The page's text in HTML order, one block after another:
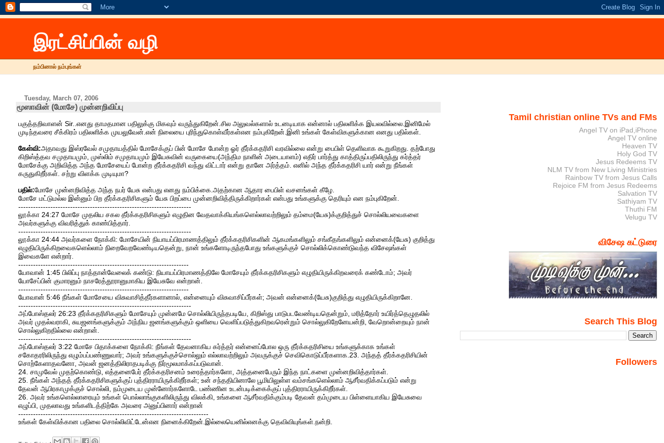
இரட்சிப்பின் வழி
நம்பினால் நம்புங்கள்
Tuesday, March 07, 2006
மூஸாவின் (மோசே) முன்னறிவிப்பு
பகுத்தறிவாளன் Sir..எனது தாமதமான பதிலுக்கு மிகவும் வருந்துகிறேன்.சில அலுவல்களால் உடனடியாக என்னால் பதிலளிக்க இயலவில்லை.இனிமேல்
முடிந்தவரை சீக்கிரம் பதிலளிக்க முயலுவேன்.என் நிலையை புரிந்துகொள்வீர்கள்என நம்புகிறேன்.இனி உங்கள் கேள்விகளுக்கான எனது பதில்கள்.
கேள்வி:அதாவது இஸ்ரவேல் சமுதாயத்தில் மோசேக்குப் பின் மோசே போன்ற ஓர் தீர்க்கதரிசி வரவில்லை என்று பைபிள் தெளிவாக கூறுகிறது. தற்போது
கிறிஸ்த்தவ சமுதாயமும், முஸ்லிம் சமுதாயமும் இயேசுவின் வருகையை(அந்திம நாளின் அடையாளம்) எதிர் பார்த்து காத்திருப்பதிலிருந்து கர்த்தர்
மோசேக்கு அறிவித்த அந்த மோசேயைப் போன்ற தீர்க்கதரிசி வந்து விட்டார் என்று தானே அர்த்தம். எனில் அந்த தீர்க்கதரிசி யார் என்று நீங்கள்
கருதுகிறீர்கள். சற்று விளக்க முடியுமா?
பதில்:மோசே முன்னறிவித்த அந்த நபர் யேசு என்பது எனது நம்பிக்கை.அதற்கான ஆதார பைபிள் வசனங்கள் கீழே.
மோசே மட்டுமல்ல இன்னும் பிற தீர்க்கதரிசிகளும் யேசு பிறப்பை முன்னறிவித்திருக்கிறார்கள் என்பது உங்களுக்கு தெரியும் என நம்புகிறேன்.
----------------------------------------------------------------------
லூக்கா 24:27 மோசே முதலிய சகல தீர்க்கதரிசிகளும் எழுதின வேதவாக்கியங்களெல்லாவற்றிலும் தம்மை(யேசு)க்குறித்துச் சொல்லியவைகளை
அவர்களுக்கு விவரித்துக் காண்பித்தார்.
----------------------------------------------------------------------
லூக்கா 24:44 அவர்களை நோக்கி: மோசேயின் நியாயப்பிரமாணத்திலும் தீர்க்கதரிசிகளின் ஆகமங்களிலும் சங்கீதங்களிலும் என்னைக்(யேசு) குறித்து
எழுதியிருக்கிறவைகளெல்லாம் நிறைவேறவேண்டியதென்று, நான் உங்களோடிருந்தபோது உங்களுக்குச் சொல்லிக்கொண்டுவந்த விசேஷங்கள்
இவைகளே என்றார்.
---------------------------------------------------------------------
யோவான் 1:45 பிலிப்பு நாத்தான்வேலைக் கண்டு: நியாயப்பிரமாணத்திலே மோசேயும் தீர்க்கதரிசிகளும் எழுதியிருக்கிறவரைக் கண்டோம்; அவர்
யோசேப்பின் குமாரனும் நாசரேத்தூரானுமாகிய இயேசுவே என்றான்.
---------------------------------------------------------------------
யோவான் 5:46 நீங்கள் மோசேயை விசுவாசித்தீர்களானால், என்னையும் விசுவாசிப்பீர்கள்; அவன் என்னைக்(யேசு)குறித்து எழுதியிருக்கிறானே.
----------------------------------------------------------------------
அப்போஸ்தலர் 26:23 தீர்க்கதரிசிகளும் மோசேயும் முன்னமே சொல்லியிருந்தபடியே, கிறிஸ்து பாடுபடவேண்டியதென்றும், மரித்தோர் உயிர்த்தெழுதலில்
அவர் முதல்வராகி, சுயஜனங்களுக்கும் அந்நிய ஜனங்களுக்கும் ஒளியை வெளிப்படுத்துகிறவரென்றும் சொல்லுகிறேனேயன்றி, வேறொன்றையும் நான்
சொல்லுகிறதில்லை என்றான்.
----------------------------------------------------------------------
அப்போஸ்தலர் 3:22 மோசே பிதாக்களை நோக்கி: நீங்கள் தேவனாகிய கர்த்தர் என்னைப்போல ஒரு தீர்க்கதரிசியை உங்களுக்காக உங்கள்
சகோதரரிலிருந்து எழும்பப்பண்ணுவார்; அவர் உங்களுக்குச்சொல்லும் எல்லாவற்றிலும் அவருக்குச் செவிகொடுப்பீர்களாக.23. அந்தத் தீர்க்கதரிசியின்
சொற்கேளாதவனோ, அவன் ஜனத்திலிராதபடிக்கு நிர்மூலமாக்கப்படுவான்.
24. சாமுவேல் முதற்கொண்டு, எத்தனைபேர் தீர்க்கதரிசனம் உரைத்தார்களோ, அத்தனைபேரும் இந்த நாட்களை முன்னறிவித்தார்கள்.
25. நீங்கள் அந்தத் தீர்க்கதரிசிகளுக்குப் புத்திரராயிருக்கிறீர்கள்; உன் சந்ததியினாலே பூமியிலுள்ள வம்சங்களெல்லாம் ஆசீர்வதிக்கப்படும் என்று
தேவன் ஆபிரகாமுக்குச் சொல்லி, நம்முடைய முன்னோர்களோடே பண்ணின உடன்படிக்கைக்குப் புத்திரராயிருக்கிறீர்கள்.
26. அவர் உங்களெல்லாரையும் உங்கள் பொல்லாங்குகளிலிருந்து விலக்கி, உங்களை ஆசீர்வதிக்கும்படி தேவன் தம்முடைய பிள்ளையாகிய இயேசுவை
எழுப்பி, முதலாவது உங்களிடத்திற்கே அவரை அனுப்பினார் என்றான்
-----------------------------------------------------------------------------
உங்கள் கேள்விக்கான பதிலை சொல்லிவிட்டேன்என நினைக்கிறேன்.இல்லையெனில்எனக்கு தெவிவியுங்கள்.நன்றி.
Tamil christian online TVs and FMs
Angel TV on iPad,iPhone
Angel TV online
Heaven TV
Holy God TV
Jesus Redeems TV
NLM TV from New Living Ministries
Rainbow TV from Jesus Calls
Rejoice FM from Jesus Redeems
Salvation TV
Sathiyam TV
Thuthi FM
Velugu TV
விசேஷ கட்டுரை
Search This Blog
Followers